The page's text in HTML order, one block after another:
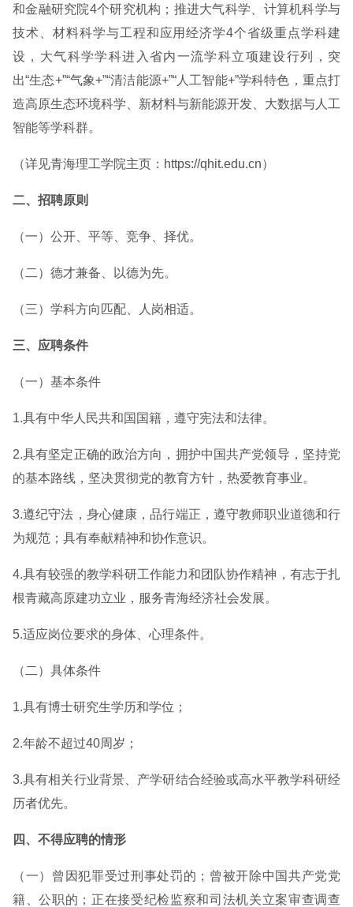
和金融研究院4个研究机构；推进大气科学、计算机科学与
技术、材料科学与工程和应用经济学4个省级重点学科建
设，大气科学学科进入省内一流学科立项建设行列，突
出“生态+”“气象+”“清洁能源+”“人工智能+”学科特色，重点打
造高原生态环境科学、新材料与新能源开发、大数据与人工
智能等学科群。
（详见青海理工学院主页：https://qhit.edu.cn）
二、招聘原则
（一）公开、平等、竞争、择优。
（二）德才兼备、以德为先。
（三）学科方向匹配、人岗相适。
三、应聘条件
（一）基本条件
1.具有中华人民共和国国籍，遵守宪法和法律。
2.具有坚定正确的政治方向，拥护中国共产党领导，坚持党
的基本路线，坚决贯彻党的教育方针，热爱教育事业。
3.遵纪守法，身心健康，品行端正，遵守教师职业道德和行
为规范；具有奉献精神和协作意识。
4.具有较强的教学科研工作能力和团队协作精神，有志于扎
根青藏高原建功立业，服务青海经济社会发展。
5.适应岗位要求的身体、心理条件。
（二）具体条件
1.具有博士研究生学历和学位；
2.年龄不超过40周岁；
3.具有相关行业背景、产学研结合经验或高水平教学科研经
历者优先。
四、不得应聘的情形
（一）曾因犯罪受过刑事处罚的；曾被开除中国共产党党
籍、公职的；正在接受纪检监察和司法机关立案审查调查